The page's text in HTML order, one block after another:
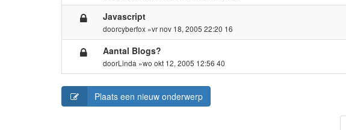
Javascript
doorcyberfox »vr nov 18, 2005 22:20 16
Aantal Blogs?
doorLinda »wo okt 12, 2005 12:56 40
Plaats een nieuw onderwerp